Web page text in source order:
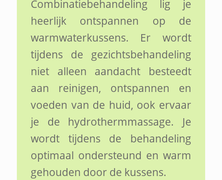
Combinatiebehandeling lig je
heerlijk ontspannen op de
warmwaterkussens. Er wordt
tijdens de gezichtsbehandeling
niet alleen aandacht besteedt
aan reinigen, ontspannen en
voeden van de huid, ook ervaar
je de hydrothermmassage. Je
wordt tijdens de behandeling
optimaal ondersteund en warm
gehouden door de kussens.